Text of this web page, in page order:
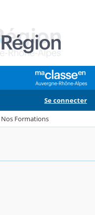
Se connecter
Nos Formations